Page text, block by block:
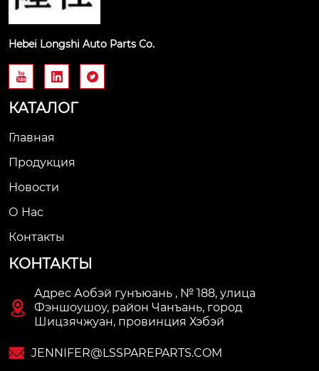
Hebei Longshi Auto Parts Co.
  
КАТАЛОГ
Главная
Продукция
Новости
О Нас
Контакты
КОНТАКТЫ

Адрес Аобэй гунъюань , № 188, улица
Фэншоушоу, район Чанъань, город
Шицзячжуан, провинция Хэбэй
 JENNIFER@LSSPAREPARTS.COM